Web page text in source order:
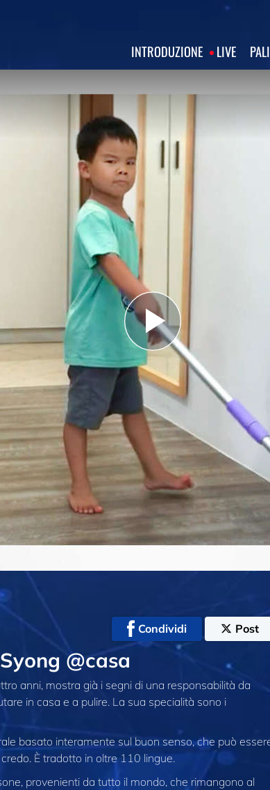
INTRODUZIONE LIVE
Play
Video
Condividi Post
@casa
anni, mostra già i segni di una responsabilità da
in casa e a pulire. La sua specialità sono i
basato interamente sul buon senso, che può
È tradotto in oltre 110 lingue.
provenienti da tutto il mondo, che rimangono al